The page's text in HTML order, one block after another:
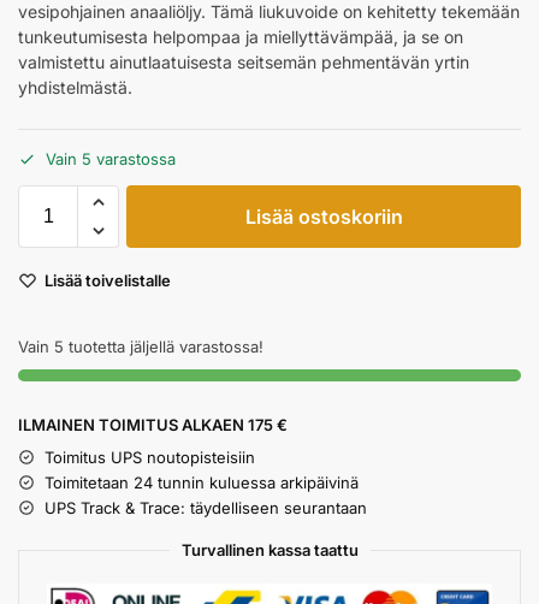
vesipohjainen anaaliöljy. Tämä liukuvoide on kehitetty tekemään
tunkeutumisesta helpompaa ja miellyttävämpää, ja se on
valmistettu ainutlaatuisesta seitsemän pehmentävän yrtin
yhdistelmästä.
Vain 5 varastossa
Lisää ostoskoriin
Lisää toivelistalle
Vain 5 tuotetta jäljellä varastossa!
ILMAINEN TOIMITUS ALKAEN 175 €
Toimitus UPS noutopisteisiin
Toimitetaan 24 tunnin kuluessa arkipäivinä
UPS Track & Trace: täydelliseen seurantaan
Turvallinen kassa taattu